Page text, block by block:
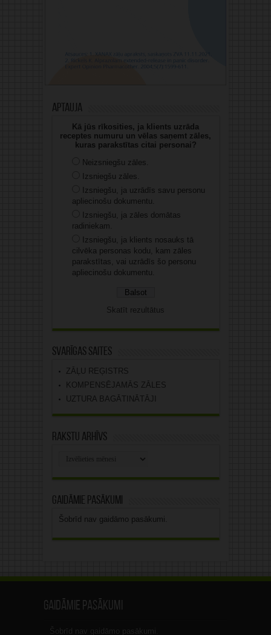
Aptauja
Kā jūs rīkosities, ja klients uzrāda
receptes numuru un vēlas saņemt zāles,
kuras parakstītas citai personai?
Neizsniegšu zāles.
Izsniegšu zāles.
Izsniegšu, ja uzrādīs savu personu
apliecinošu dokumentu.
Izsniegšu, ja zāles domātas
radiniekam.
Izsniegšu, ja klients nosauks tā
cilvēka personas kodu, kam zāles
parakstītas, vai uzrādīs šo personu
apliecinošu dokumentu.
Skatīt rezultātus
Svarīgas saites
ZĀĻU REĢISTRS
KOMPENSĒJAMĀS ZĀLES
UZTURA BAGĀTINĀTĀJI
Rakstu arhīvs
Gaidāmie pasākumi
Šobrīd nav gaidāmo pasākumi.
Gaidāmie pasākumi
Šobrīd nav gaidāmo pasākumi.